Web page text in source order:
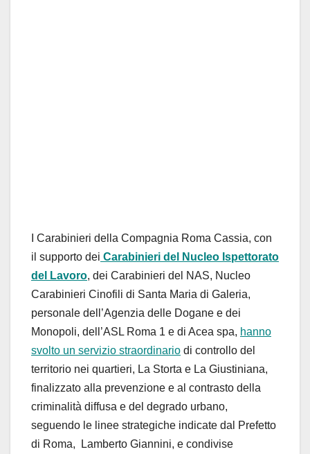
I Carabinieri della Compagnia Roma Cassia, con
il supporto dei Carabinieri del Nucleo Ispettorato
del Lavoro, dei Carabinieri del NAS, Nucleo
Carabinieri Cinofili di Santa Maria di Galeria,
personale dell’Agenzia delle Dogane e dei
Monopoli, dell’ASL Roma 1 e di Acea spa, hanno
svolto un servizio straordinario di controllo del
territorio nei quartieri, La Storta e La Giustiniana,
finalizzato alla prevenzione e al contrasto della
criminalità diffusa e del degrado urbano,
seguendo le linee strategiche indicate dal Prefetto
di Roma, Lamberto Giannini, e condivise